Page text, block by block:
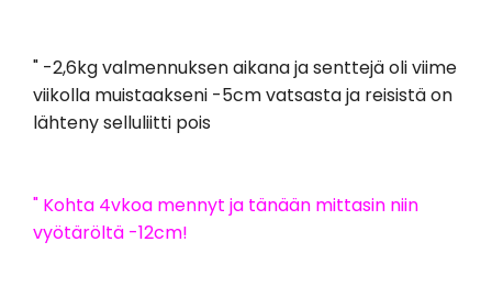
" -2,6kg valmennuksen aikana ja senttejä oli viime
viikolla muistaakseni -5cm vatsasta ja reisistä on
lähteny selluliitti pois
" Kohta 4vkoa mennyt ja tänään mittasin niin
vyötäröltä -12cm!